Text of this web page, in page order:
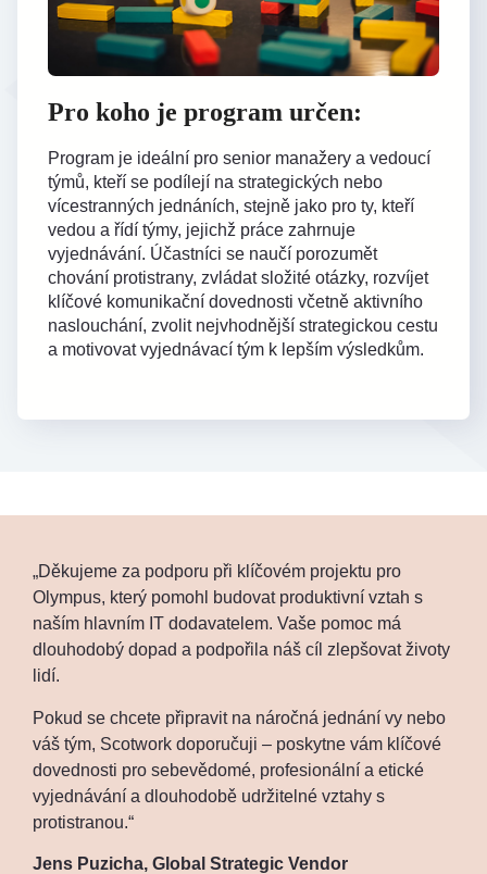
Pro koho je program určen:
Program je ideální pro senior manažery a vedoucí
týmů, kteří se podílejí na strategických nebo
vícestranných jednáních, stejně jako pro ty, kteří
vedou a řídí týmy, jejichž práce zahrnuje
vyjednávání. Účastníci se naučí porozumět
chování protistrany, zvládat složité otázky, rozvíjet
klíčové komunikační dovednosti včetně aktivního
naslouchání, zvolit nejvhodnější strategickou cestu
a motivovat vyjednávací tým k lepším výsledkům.
„Děkujeme za podporu při klíčovém projektu pro
Olympus, který pomohl budovat produktivní vztah s
naším hlavním IT dodavatelem. Vaše pomoc má
dlouhodobý dopad a podpořila náš cíl zlepšovat životy
lidí.
Pokud se chcete připravit na náročná jednání vy nebo
váš tým, Scotwork doporučuji – poskytne vám klíčové
dovednosti pro sebevědomé, profesionální a etické
vyjednávání a dlouhodobě udržitelné vztahy s
protistranou.“
Jens Puzicha, Global Strategic Vendor